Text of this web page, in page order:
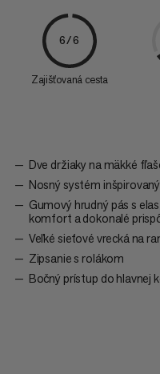
6/6
Zajišťovaná cesta
Dve držiaky na mäkké
Nosný systém
Gumový hrudný pás s
komfort a dokonalé
Veľké sieťové vrecká na
Zipsanie s rolákom
Bočný prístup do hlavnej